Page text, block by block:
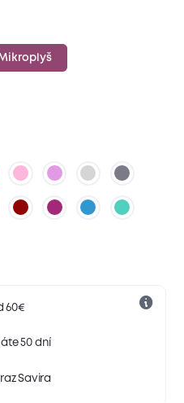
60€
50 dní
Savira